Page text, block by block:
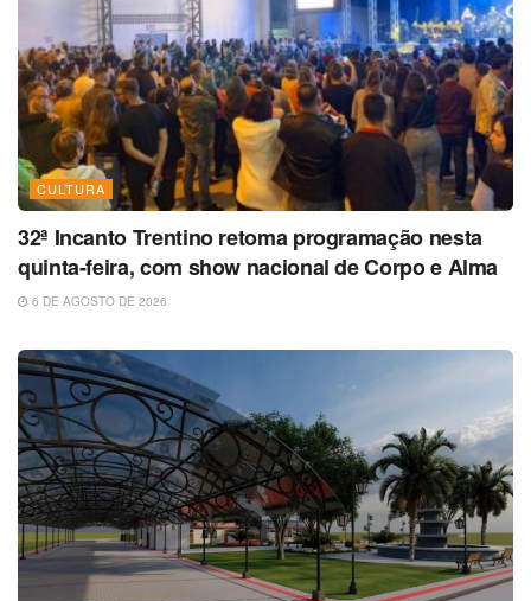
CULTURA
32ª Incanto Trentino retoma programação nesta
quinta-feira, com show nacional de Corpo e Alma
6 DE AGOSTO DE 2026